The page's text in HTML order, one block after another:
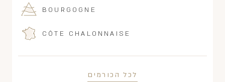
BOURGOGNE
CÔTE CHALONNAISE
לכל הכורמים